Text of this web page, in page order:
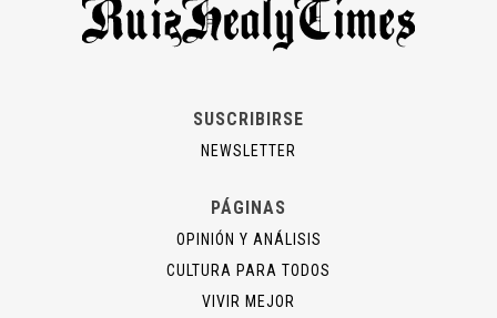
SUSCRIBIRSE
NEWSLETTER
PÁGINAS
OPINIÓN Y ANÁLISIS
CULTURA PARA TODOS
VIVIR MEJOR